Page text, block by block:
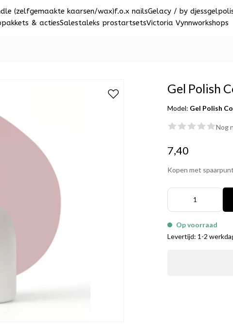
(zelfgemaakte kaarsen/wax)f.o.x nailsGelacy / by djess
& actiesSalestaleks prostartsetsVictoria Vynnworkshops
Gel Polish
Model: Gel Polish
Nog
7,40
Kopen met
Op voorraad
Levertijd: 1-2